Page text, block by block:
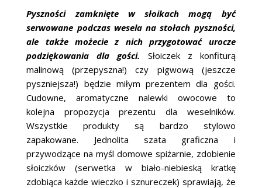
Pyszności zamknięte w słoikach mogą być
serwowane podczas wesela na stołach pyszności,
ale także możecie z nich przygotować urocze
podziękowania dla gości.
Słoiczek z konfiturą
malinową (przepyszna!) czy pigwową (jeszcze
pyszniejsza!) będzie miłym prezentem dla gości.
Cudowne, aromatyczne nalewki owocowe to
kolejna propozycja prezentu dla weselników.
Wszystkie produkty są bardzo stylowo
zapakowane. Jednolita szata graficzna i
przywodzące na myśl domowe spiżarnie, zdobienie
słoiczków (serwetka w biało-niebieską kratkę
zdobiąca każde wieczko i sznureczek) sprawiają, że